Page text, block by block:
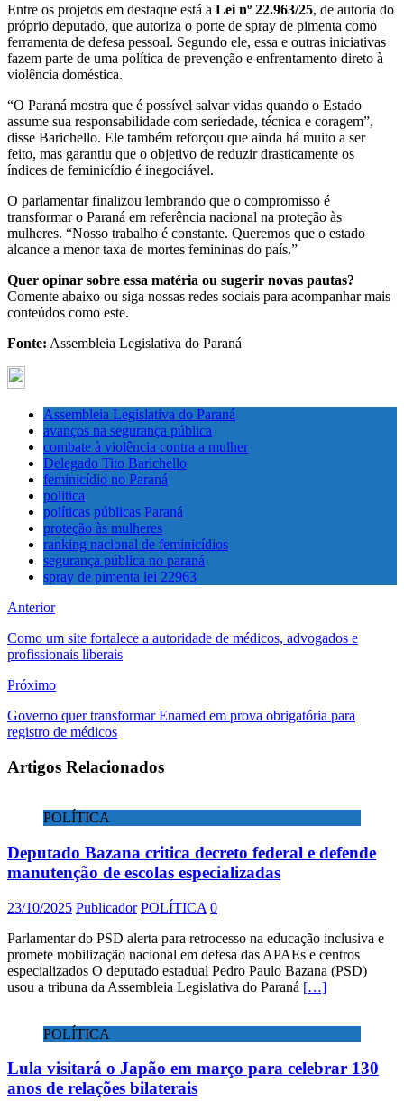
Entre os projetos em destaque está a Lei nº 22.963/25, de autoria do
próprio deputado, que autoriza o porte de spray de pimenta como
ferramenta de defesa pessoal. Segundo ele, essa e outras iniciativas
fazem parte de uma política de prevenção e enfrentamento direto à
violência doméstica.
“O Paraná mostra que é possível salvar vidas quando o Estado
assume sua responsabilidade com seriedade, técnica e coragem”,
disse Barichello. Ele também reforçou que ainda há muito a ser
feito, mas garantiu que o objetivo de reduzir drasticamente os
índices de feminicídio é inegociável.
O parlamentar finalizou lembrando que o compromisso é
transformar o Paraná em referência nacional na proteção às
mulheres. “Nosso trabalho é constante. Queremos que o estado
alcance a menor taxa de mortes femininas do país.”
Quer opinar sobre essa matéria ou sugerir novas pautas?
Comente abaixo ou siga nossas redes sociais para acompanhar mais
conteúdos como este.
Fonte: Assembleia Legislativa do Paraná
Assembleia Legislativa do Paraná
avanços na segurança pública
combate à violência contra a mulher
Delegado Tito Barichello
feminicídio no Paraná
politica
políticas públicas Paraná
proteção às mulheres
ranking nacional de feminicídios
segurança pública no paraná
spray de pimenta lei 22963
Anterior
Como um site fortalece a autoridade de médicos, advogados e
profissionais liberais
Próximo
Governo quer transformar Enamed em prova obrigatória para
registro de médicos
Artigos Relacionados
POLÍTICA
Deputado Bazana critica decreto federal e defende
manutenção de escolas especializadas
23/10/2025 Publicador POLÍTICA 0
Parlamentar do PSD alerta para retrocesso na educação inclusiva e
promete mobilização nacional em defesa das APAEs e centros
especializados O deputado estadual Pedro Paulo Bazana (PSD)
usou a tribuna da Assembleia Legislativa do Paraná […]
POLÍTICA
Lula visitará o Japão em março para celebrar 130
anos de relações bilaterais